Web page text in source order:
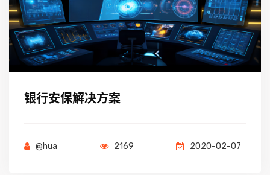
银行安保解决方案
@hua 2169 2020-02-07